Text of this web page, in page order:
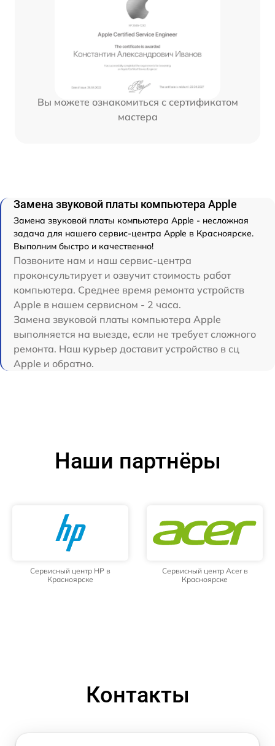
Вы можете ознакомиться с сертификатом
мастера
Замена звуковой платы компьютера Apple
Замена звуковой платы компьютера Apple - несложная
задача для нашего сервис-центра Apple в Красноярске.
Выполним быстро и качественно!
Позвоните нам и наш сервис-центра
проконсультирует и озвучит стоимость работ
компьютера. Среднее время ремонта устройств
Apple в нашем сервисном - 2 часа.
Замена звуковой платы компьютера Apple
выполняется на выезде, если не требует сложного
ремонта. Наш курьер доставит устройство в сц
Apple и обратно.
Наши партнёры
Сервисный центр HP в
Красноярске
Сервисный центр Acer в
Красноярске
Контакты